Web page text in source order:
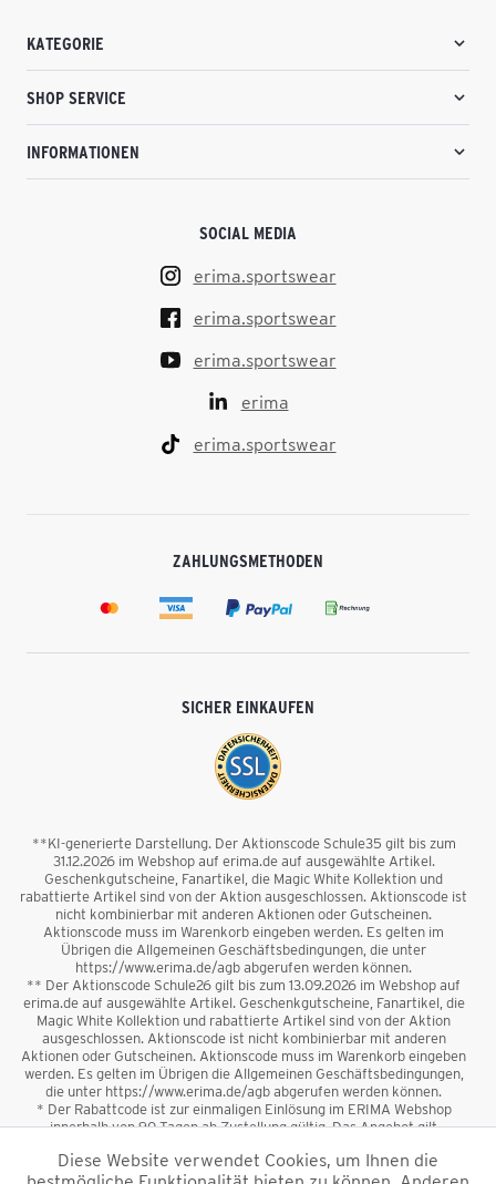
KATEGORIE
SHOP SERVICE
INFORMATIONEN
SOCIAL MEDIA
erima.sportswear
erima.sportswear
erima.sportswear
erima
erima.sportswear
ZAHLUNGSMETHODEN
SICHER EINKAUFEN
**KI-generierte Darstellung. Der Aktionscode Schule35 gilt bis zum
31.12.2026 im Webshop auf erima.de auf ausgewählte Artikel.
Geschenkgutscheine, Fanartikel, die Magic White Kollektion und
rabattierte Artikel sind von der Aktion ausgeschlossen. Aktionscode ist
nicht kombinierbar mit anderen Aktionen oder Gutscheinen.
Aktionscode muss im Warenkorb eingeben werden. Es gelten im
Übrigen die Allgemeinen Geschäftsbedingungen, die unter
https://www.erima.de/agb abgerufen werden können.
** Der Aktionscode Schule26 gilt bis zum 13.09.2026 im Webshop auf
erima.de auf ausgewählte Artikel. Geschenkgutscheine, Fanartikel, die
Magic White Kollektion und rabattierte Artikel sind von der Aktion
ausgeschlossen. Aktionscode ist nicht kombinierbar mit anderen
Aktionen oder Gutscheinen. Aktionscode muss im Warenkorb eingeben
werden. Es gelten im Übrigen die Allgemeinen Geschäftsbedingungen,
die unter https://www.erima.de/agb abgerufen werden können.
* Der Rabattcode ist zur einmaligen Einlösung im ERIMA Webshop
innerhalb von 90 Tagen ab Zustellung gültig. Das Angebot gilt
sowie Geschenkgutscheine sind vom Rabatt ausgeschlossen. Der
Rabattcode ist nicht mit anderen Aktionen oder Gutscheinen
Diese Website verwendet Cookies, um Ihnen die